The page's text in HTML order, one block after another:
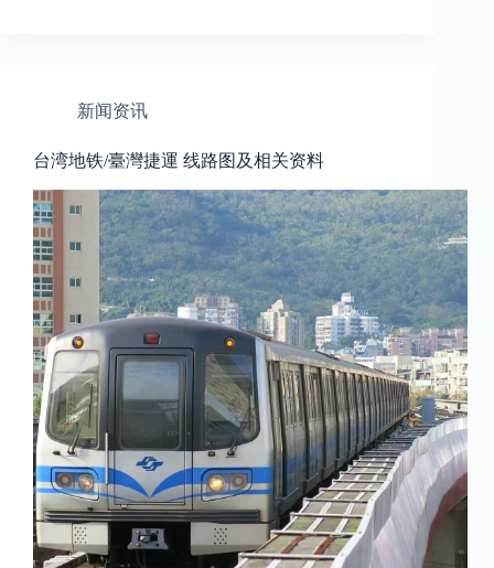
新闻资讯
台湾地铁/臺灣捷運 线路图及相关资料